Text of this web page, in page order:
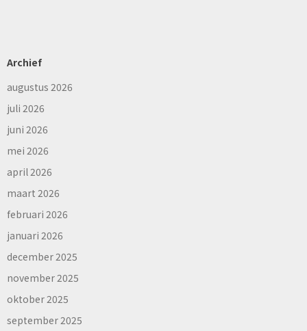
Archief
augustus 2026
juli 2026
juni 2026
mei 2026
april 2026
maart 2026
februari 2026
januari 2026
december 2025
november 2025
oktober 2025
september 2025